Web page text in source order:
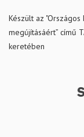
Készült az
megújításáért” című
keretében